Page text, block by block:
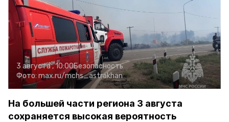
3 августа , 10:00Безопасность
Фото: max.ru/mchs_astrakhan
На большей части региона 3 августа
сохраняется высокая вероятность